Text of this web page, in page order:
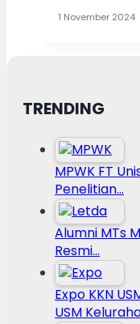
1 November 2024
TRENDING
MPWK FT
Penelitian…
Alumni MTs
Resmi…
Expo KKN
USM